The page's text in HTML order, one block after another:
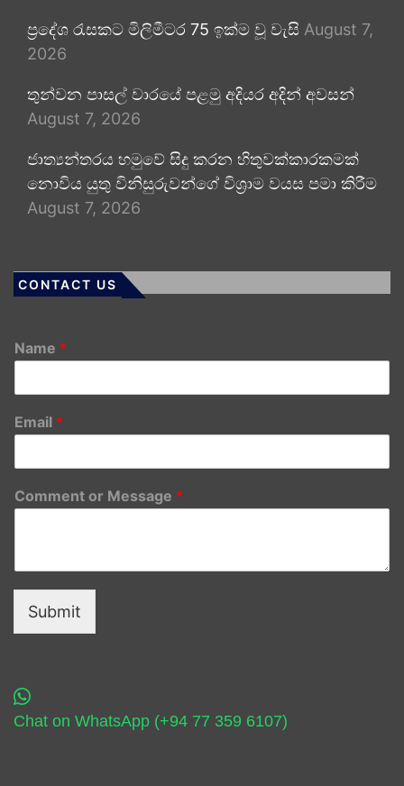
ප්‍රදේශ රැසකට මිලිමීටර 75 ඉක්ම වූ වැසි August 7,
2026
තුන්වන පාසල් වාරයේ පළමු අදියර අදින් අවසන්
August 7, 2026
ජාත්‍යන්තරය හමුවේ සිදු කරන හිතුවක්කාරකමක්
නොවිය යුතු විනිසුරුවන්ගේ විශ්‍රාම වයස පමා කිරීම
August 7, 2026
CONTACT US
Name *
Email *
Comment or Message *
Submit
Chat on WhatsApp (+94 77 359 6107)